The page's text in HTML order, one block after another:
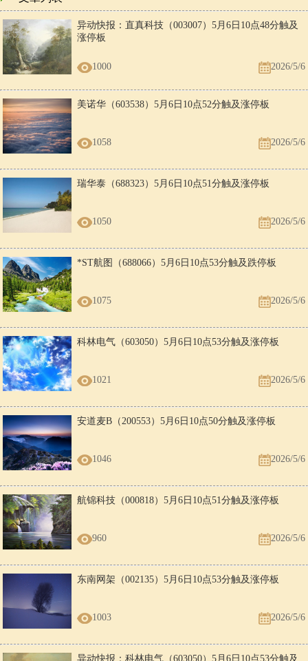
异动快报：直真科技（003007）5月6日10点48分触及
涨停板
1000 2026/5/6
美诺华（603538）5月6日10点52分触及涨停板
1058 2026/5/6
瑞华泰（688323）5月6日10点51分触及涨停板
1050 2026/5/6
*ST航图（688066）5月6日10点53分触及跌停板
1075 2026/5/6
科林电气（603050）5月6日10点53分触及涨停板
1021 2026/5/6
安道麦B（200553）5月6日10点50分触及涨停板
1046 2026/5/6
航锦科技（000818）5月6日10点51分触及涨停板
960 2026/5/6
东南网架（002135）5月6日10点53分触及涨停板
1003 2026/5/6
异动快报：科林电气（603050）5月6日10点53分触及